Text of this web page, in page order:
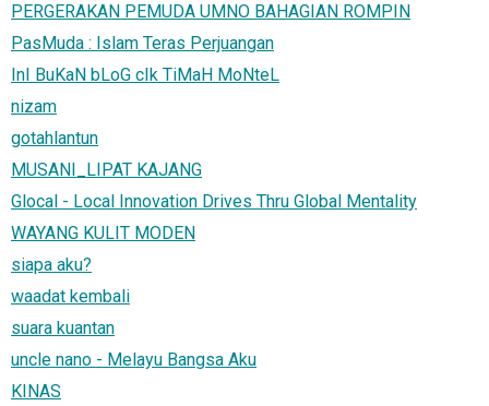
PERGERAKAN PEMUDA UMNO BAHAGIAN ROMPIN
PasMuda : Islam Teras Perjuangan
InI BuKaN bLoG cIk TiMaH MoNteL
nizam
gotahlantun
MUSANI_LIPAT KAJANG
Glocal - Local Innovation Drives Thru Global Mentality
WAYANG KULIT MODEN
siapa aku?
waadat kembali
suara kuantan
uncle nano - Melayu Bangsa Aku
KINAS